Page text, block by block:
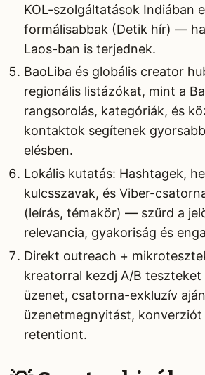
KOL-szolgáltatások Indiában
formálisabbak (Detik hír) —
Laos-ban is terjednek.
BaoLiba és globális creator
regionális listázókat, mint a
rangsorolás, kategóriák, és
kontaktok segítenek
elésben.
Lokális kutatás: Hashtagek,
kulcsszavak, és Viber-
(leírás, témakör) — szűrd a
relevancia, gyakoriság és
Direkt outreach +
kreatorral kezdj A/B
üzenet, csatorna-exkluzív
üzenetmegnyitást, konverziót
retentiont.